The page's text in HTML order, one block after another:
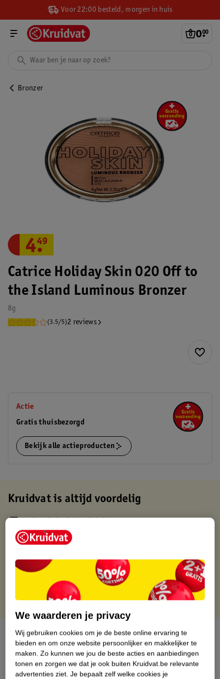
Voor 22:00 besteld, morgen in huis
0.
00
Bronzer
Catrice Holiday Skin 020 Off to
the Island Luminous Bronzer
8g
(3.5/5)2 reviews
4.
49
Actie
Gratis thuisbezorgd
Bekijk alle actieproducten
Kruidvat is altijd voordelig
Op werkdagen voor 22:00 uur besteld, volgende dag in huis
Gratis thuisbezorgd vanaf 50.00
Gratis punten met je Kruidvat kaart
Over dit product
Productinformatie
We waarderen je privacy
Wij gebruiken cookies om je de beste online ervaring te
bieden en om onze website persoonlijker en makkelijker te
maken. Zo kunnen we jou de beste acties en aanbiedingen
tonen en zorgen we dat je ook buiten Kruidvat.be relevante
advertenties ziet. Je bepaalt zelf welke cookies je